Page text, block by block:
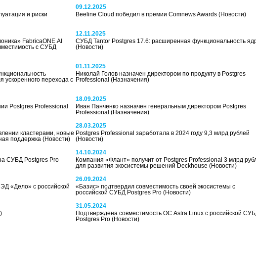
и риски
09.12.2025
Beeline Cloud победил в премии Comnews Awards (Новости)
FabricaONE.AI
с СУБД
12.11.2025
СУБД Tantor Postgres 17.6: расширенная функциональность
(Новости)
ускоренного перехода с
01.11.2025
Николай Голов назначен директором по продукту в Postgres
Professional (Назначения)
Postgres Professional
18.09.2025
Иван Панченко назначен генеральным директором Postgres
Professional (Назначения)
кластерами, новые
поддержка (Новости)
28.03.2025
Postgres Professional заработала в 2024 году 9,3 млрд рублей
(Новости)
СУБД Postgres Pro
14.10.2024
Компания «Флант» получит от Postgres Professional 3 млрд
для развития экосистемы решений Deckhouse (Новости)
«Дело» с российской
26.09.2024
«Базис» подтвердил совместимость своей экосистемы с
российской СУБД Postgres Pro (Новости)
31.05.2024
Подтверждена совместимость ОС Astra Linux с российской
Postgres Pro (Новости)